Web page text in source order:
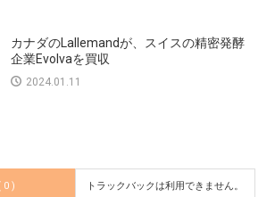
カナダのLallemandが、スイスの精密発酵
企業Evolvaを買収
2024.01.11
0 ) トラックバックは利用できません。